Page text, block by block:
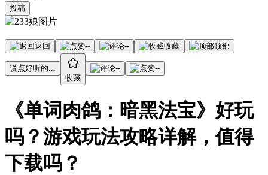
投稿
返回 -- -- 收藏 顶部
说点好听的...
收藏
-- --
《单词肉鸽：暗黑法宝》好玩
吗？游戏玩法攻略详解，值得
下载吗？